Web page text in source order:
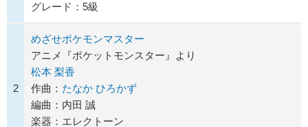
グレード：5級
2
めざせポケモンマスター
アニメ『ポケットモンスター』より
松本 梨香
作曲： たなか ひろかず
編曲：内田 誠
楽器：エレクトーン